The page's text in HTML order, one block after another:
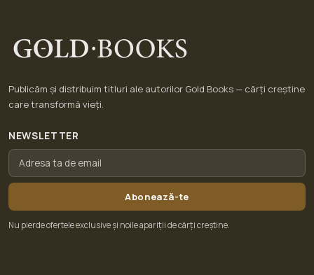
Publicăm și distribuim titluri ale autorilor Gold Books — cărți creștine
care transformă vieți.
NEWSLETTER
Abonează-te
Nu pierde ofertele exclusive și noile apariții de cărți creștine.